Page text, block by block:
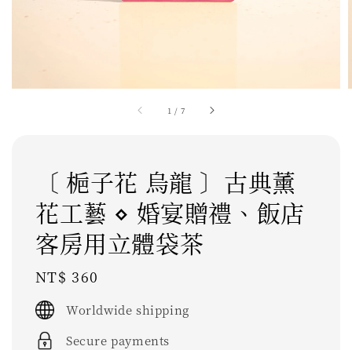
1 / 7
〔 梔子花 烏龍 〕古典薰
花工藝 ⋄ 婚宴贈禮、飯店
客房用立體袋茶
Regular
price
NT$ 360
Worldwide shipping
Secure payments